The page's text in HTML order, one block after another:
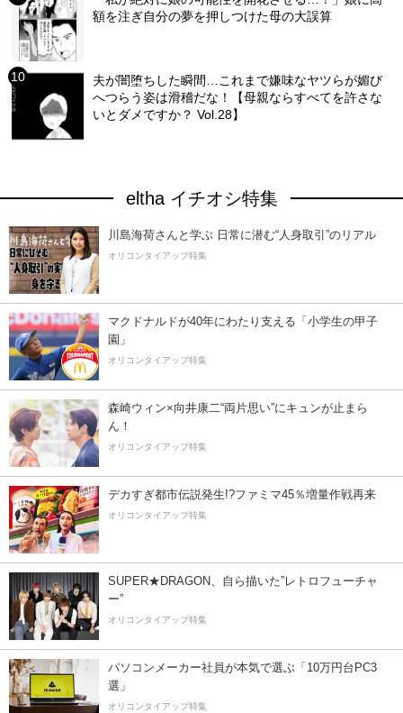
額を注ぎ自分の夢を押しつけた母の大誤算
夫が闇堕ちした瞬間…これまで嫌味なヤツらが媚び
へつらう姿は滑稽だな！【母親ならすべてを許さな
いとダメですか？ Vol.28】
eltha イチオシ特集
川島海荷さんと学ぶ 日常に潜む“人身取引”のリアル
オリコンタイアップ特集
マクドナルドが40年にわたり支える「小学生の甲子
園」
オリコンタイアップ特集
森崎ウィン×向井康二“両片思い”にキュンが止まら
ん！
オリコンタイアップ特集
デカすぎ都市伝説発生!?ファミマ45％増量作戦再来
オリコンタイアップ特集
SUPER★DRAGON、自ら描いた”レトロフューチャ
ー”
オリコンタイアップ特集
パソコンメーカー社員が本気で選ぶ「10万円台PC3
選」
オリコンタイアップ特集